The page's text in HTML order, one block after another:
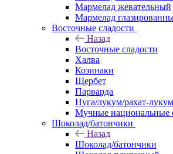
Мармелад жевательный
Мармелад
Восточные сладости
Назад
Восточные сладости
Халва
Козинаки
Щербет
Парварда
Нуга/лукум/рахат-лукум
Мучные национальные
Шоколад/батончики
Назад
Шоколад/батончики